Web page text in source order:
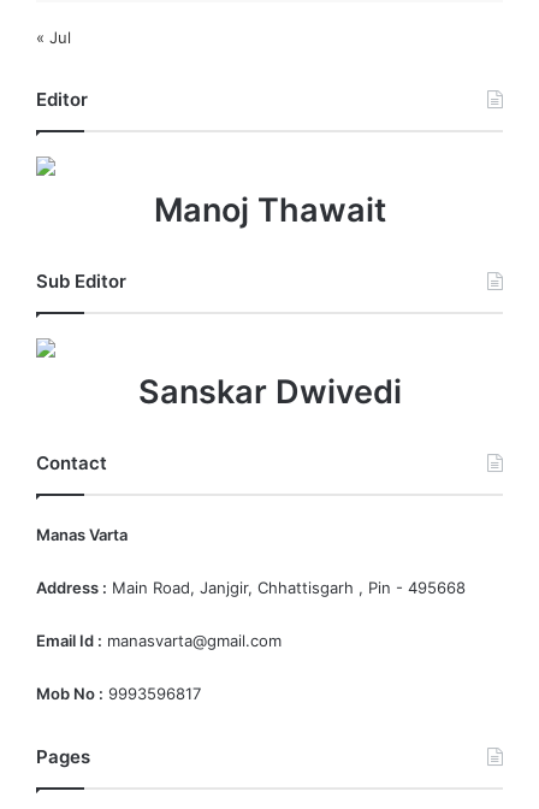
« Jul
Editor
Manoj Thawait
Sub Editor
Sanskar Dwivedi
Contact
Manas Varta
Address : Main Road, Janjgir, Chhattisgarh , Pin - 495668
Email Id : manasvarta@gmail.com
Mob No : 9993596817
Pages